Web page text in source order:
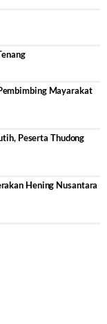
Mayarakat
Peserta Thudong
Hening Nusantara